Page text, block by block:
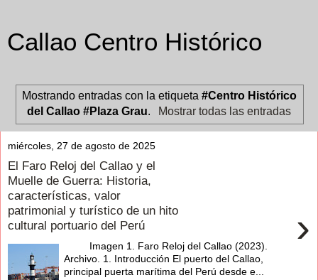
Callao Centro Histórico
Mostrando entradas con la etiqueta #Centro Histórico
del Callao #Plaza Grau. Mostrar todas las entradas
miércoles, 27 de agosto de 2025
El Faro Reloj del Callao y el
Muelle de Guerra: Historia,
características, valor
patrimonial y turístico de un hito
cultural portuario del Perú
›
Imagen 1. Faro Reloj del Callao (2023).
Archivo. 1. Introducción El puerto del Callao,
principal puerta marítima del Perú desde e...